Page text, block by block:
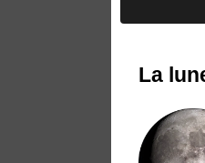
La